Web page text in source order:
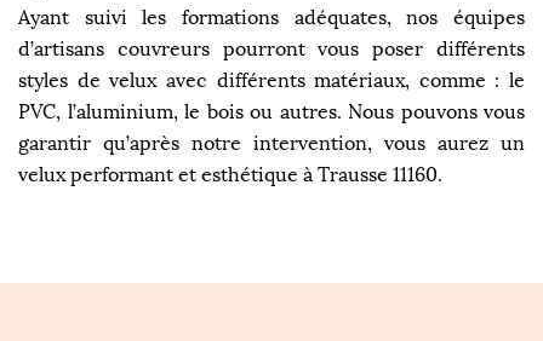
Ayant suivi les formations adéquates, nos équipes
d’artisans couvreurs pourront vous poser différents
styles de velux avec différents matériaux, comme : le
PVC, l’aluminium, le bois ou autres. Nous pouvons vous
garantir qu’après notre intervention, vous aurez un
velux performant et esthétique à Trausse 11160.